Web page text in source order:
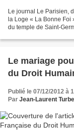
Le journal Le Parisien,
la Loge « La Bonne Foi
du temple de Saint-
Le mariage
du Droit
Publié le 07/12/2012 à
Par Jean-Laurent